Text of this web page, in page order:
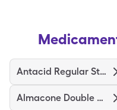
Antacid Regular Strength
Almacone Double Strength